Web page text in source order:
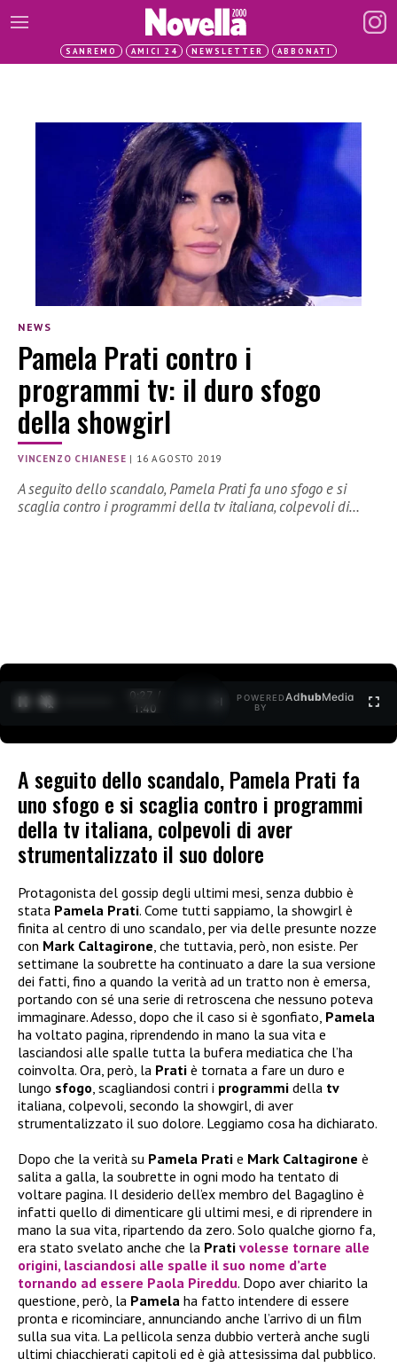
SANREMO AMICI 24 NEWSLETTER ABBONATI
NEWS
Pamela Prati contro i
programmi tv: il duro sfogo
della showgirl
VINCENZO CHIANESE | 16 AGOSTO 2019
A seguito dello scandalo, Pamela Prati fa uno sfogo e si
scaglia contro i programmi della tv italiana, colpevoli di…
0:27 /
1:40
POWERED
BY
AdhubMedia
A seguito dello scandalo, Pamela Prati fa
uno sfogo e si scaglia contro i programmi
della tv italiana, colpevoli di aver
strumentalizzato il suo dolore
Protagonista del gossip degli ultimi mesi, senza dubbio è
stata Pamela Prati. Come tutti sappiamo, la showgirl è
finita al centro di uno scandalo, per via delle presunte nozze
con Mark Caltagirone, che tuttavia, però, non esiste. Per
settimane la soubrette ha continuato a dare la sua versione
dei fatti, fino a quando la verità ad un tratto non è emersa,
portando con sé una serie di retroscena che nessuno poteva
immaginare. Adesso, dopo che il caso si è sgonfiato, Pamela
ha voltato pagina, riprendendo in mano la sua vita e
lasciandosi alle spalle tutta la bufera mediatica che l’ha
coinvolta. Ora, però, la Prati è tornata a fare un duro e
lungo sfogo, scagliandosi contri i programmi della tv
italiana, colpevoli, secondo la showgirl, di aver
strumentalizzato il suo dolore. Leggiamo cosa ha dichiarato.
Dopo che la verità su Pamela Prati e Mark Caltagirone è
salita a galla, la soubrette in ogni modo ha tentato di
voltare pagina. Il desiderio dell’ex membro del Bagaglino è
infatti quello di dimenticare gli ultimi mesi, e di riprendere in
mano la sua vita, ripartendo da zero. Solo qualche giorno fa,
era stato svelato anche che la Prati volesse tornare alle
origini, lasciandosi alle spalle il suo nome d’arte
tornando ad essere Paola Pireddu. Dopo aver chiarito la
questione, però, la Pamela ha fatto intendere di essere
pronta e ricominciare, annunciando anche l’arrivo di un film
sulla sua vita. La pellicola senza dubbio verterà anche sugli
ultimi chiacchierati capitoli ed è già attesissima dal pubblico.